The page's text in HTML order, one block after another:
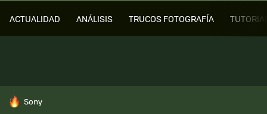
ACTUALIDAD ANÁLISIS TRUCOS FOTOGRAFÍA
HOY SE HABLA DE
Sony